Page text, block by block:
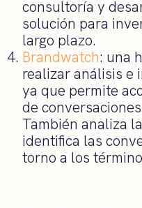
consultoría y
solución para
largo plazo.
Brandwatch: una
realizar análisis e
ya que permite
de
También analiza
identifica las
torno a los